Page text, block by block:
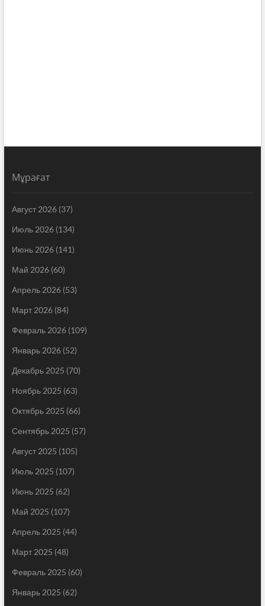
Мұрағат
Август 2026(37)
Июль 2026(134)
Июнь 2026(141)
Май 2026(60)
Апрель 2026(53)
Март 2026(84)
Февраль 2026(109)
Январь 2026(52)
Декабрь 2025 (70)
Ноябрь 2025 (63)
Октябрь 2025 (66)
Сентябрь 2025 (57)
Август 2025 (105)
Июль 2025 (107)
Июнь 2025 (62)
Май 2025 (107)
Апрель 2025 (44)
Март 2025 (48)
Февраль 2025 (60)
Январь 2025 (62)